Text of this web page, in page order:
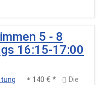
5 - 8
16:15-17:00
140 € *
Die